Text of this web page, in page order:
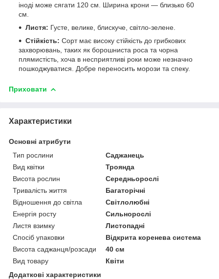
іноді може сягати 120 см. Ширина крони — близько 60
см.
Листя: Густе, велике, блискуче, світло-зелене.
Стійкість: Сорт має високу стійкість до грибкових
захворювань, таких як борошниста роса та чорна
плямистість, хоча в несприятливі роки може незначно
пошкоджуватися. Добре переносить морози та спеку.
Приховати
Характеристики
Основні атрибути
Тип рослини
Саджанець
Вид квітки
Троянда
Висота рослин
Середньорослі
Тривалість життя
Багаторічні
Відношення до світла
Світлолюбні
Енергія росту
Сильнорослі
Листя взимку
Листопадні
Спосіб упаковки
Відкрита коренева система
Висота саджанця/розсади
40 см
Вид товару
Квіти
Додаткові характеристики